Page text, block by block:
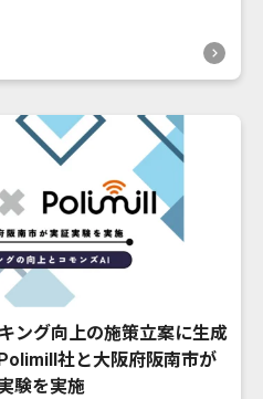
ング向上の施策立案に生成
社と大阪府阪南市が
験を実施